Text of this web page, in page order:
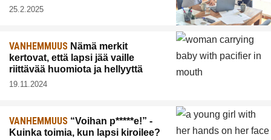
25.2.2025
VANHEMMUUS Nämä merkit
kertovat, että lapsi jää vaille
riittävää huomiota ja hellyyttä
19.11.2024
VANHEMMUUS “Voihan p*****e!” -
Kuinka toimia, kun lapsi kiroilee?